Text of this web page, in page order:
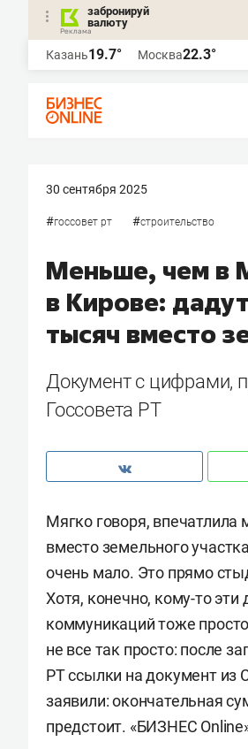
забронируй
валюту
Казань19.7° Москва22.3°
30 сентября 2025
#госсовет рт #строительство
Меньше, чем в
в Кирове:
тысяч вместо
Документ с цифрами,
Госсовета РТ
Мягко говоря, впечатлила
вместо земельного
очень мало. Это прямо
Хотя, конечно, кому-то
коммуникаций тоже
не все так просто: после
РТ ссылки на документ из
заявили: окончательная
предстоит. «БИЗНЕС